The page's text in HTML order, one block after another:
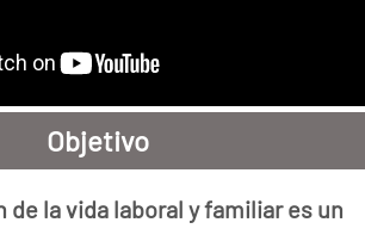
Objetivo
de la vida laboral y familiar es un